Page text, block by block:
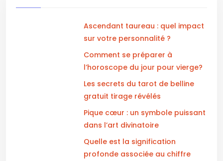
Ascendant taureau : quel impact
sur votre personnalité ?
Comment se préparer à
l’horoscope du jour pour vierge?
Les secrets du tarot de belline
gratuit tirage révélés
Pique cœur : un symbole puissant
dans l’art divinatoire
Quelle est la signification
profonde associée au chiffre